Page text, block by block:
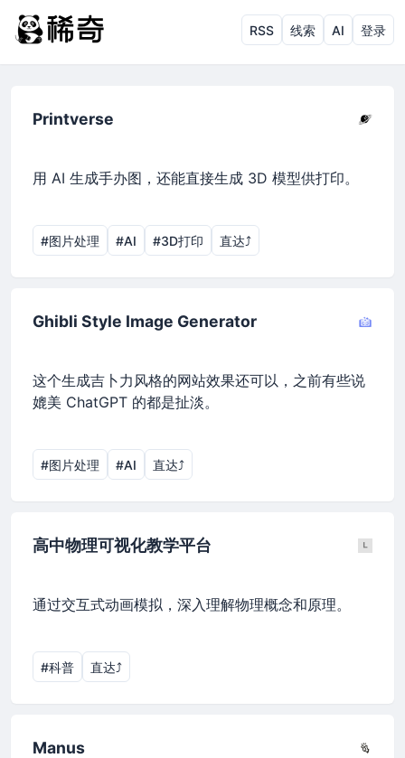
RSS 线索 AI 登录
Printverse
用 AI 生成手办图，还能直接生成 3D 模型供打印。
#图片处理 #AI #3D打印 直达⤴︎
Ghibli Style Image Generator
这个生成吉卜力风格的网站效果还可以，之前有些说
媲美 ChatGPT 的都是扯淡。
#图片处理 #AI 直达⤴︎
高中物理可视化教学平台
通过交互式动画模拟，深入理解物理概念和原理。
#科普 直达⤴︎
Manus